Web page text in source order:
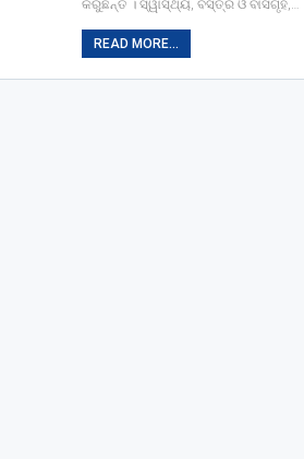
କରୁଛନ୍ତି । ସ୍ୱାସ୍ଥ୍ୟ, ବସ୍ତ୍ର ଓ ବାସଗୃହ,…
READ MORE...